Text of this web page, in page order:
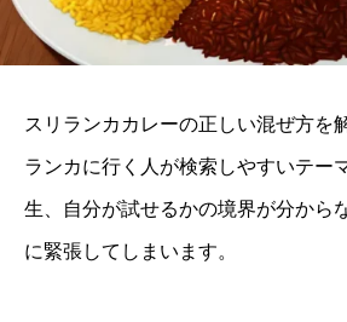
スリランカカレーの正しい混ぜ方を
ランカに行く人が検索しやすいテー
生、自分が試せるかの境界が分から
に緊張してしまいます。